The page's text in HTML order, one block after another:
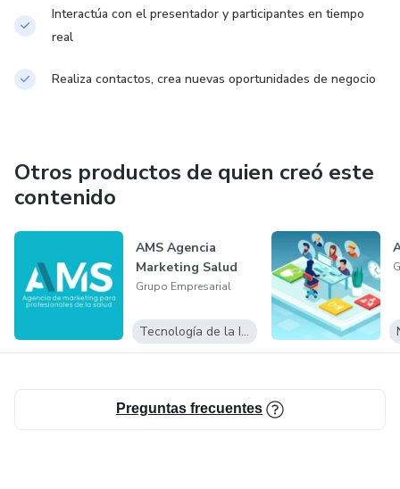
Interactúa con el presentador y participantes en tiempo
real
Realiza contactos, crea nuevas oportunidades de negocio
Otros productos de quien creó este
contenido
AMS Agencia
Marketing Salud
Grupo Empresarial
Tecnología de la Información
Preguntas frecuentes